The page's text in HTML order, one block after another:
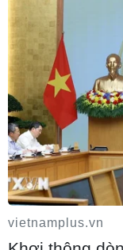
Anh công bố
đâm dao ở
06/08/2026 06:00
vietnamplus.vn